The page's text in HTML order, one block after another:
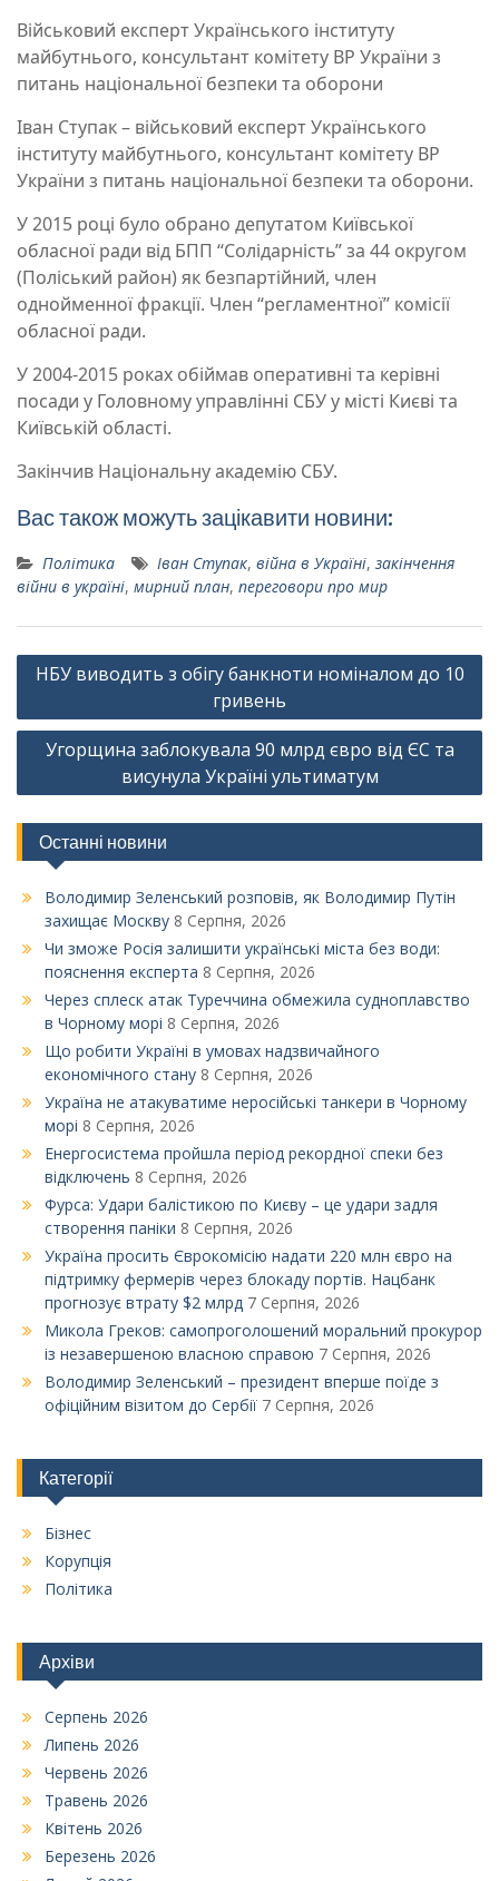
Військовий експерт Українського інституту
майбутнього, консультант комітету ВР України з
питань національної безпеки та оборони
Іван Ступак – військовий експерт Українського
інституту майбутнього, консультант комітету ВР
України з питань національної безпеки та оборони.
У 2015 році було обрано депутатом Київської
обласної ради від БПП “Солідарність” за 44 округом
(Поліський район) як безпартійний, член
однойменної фракції. Член “регламентної” комісії
обласної ради.
У 2004-2015 роках обіймав оперативні та керівні
посади у Головному управлінні СБУ у місті Києві та
Київській області.
Закінчив Національну академію СБУ.
Вас також можуть зацікавити новини:
Політика Іван Ступак, війна в Україні, закінчення
війни в україні, мирний план, переговори про мир
Навігація
НБУ виводить з обігу банкноти номіналом до 10
гривень
Угорщина заблокувала 90 млрд євро від ЄС та
висунула Україні ультиматум
Останні новини
Володимир Зеленський розповів, як Володимир Путін
захищає Москву 8 Серпня, 2026
Чи зможе Росія залишити українські міста без води:
пояснення експерта 8 Серпня, 2026
Через сплеск атак Туреччина обмежила судноплавство
в Чорному морі 8 Серпня, 2026
Що робити Україні в умовах надзвичайного
економічного стану 8 Серпня, 2026
Україна не атакуватиме неросійські танкери в Чорному
морі 8 Серпня, 2026
Енергосистема пройшла період рекордної спеки без
відключень 8 Серпня, 2026
Фурса: Удари балістикою по Києву – це удари задля
створення паніки 8 Серпня, 2026
Україна просить Єврокомісію надати 220 млн євро на
підтримку фермерів через блокаду портів. Нацбанк
прогнозує втрату $2 млрд 7 Серпня, 2026
Микола Греков: самопроголошений моральний прокурор
із незавершеною власною справою 7 Серпня, 2026
Володимир Зеленський – президент вперше поїде з
офіційним візитом до Сербії 7 Серпня, 2026
Категорії
Бізнес
Корупція
Політика
Архіви
Серпень 2026
Липень 2026
Червень 2026
Травень 2026
Квітень 2026
Березень 2026